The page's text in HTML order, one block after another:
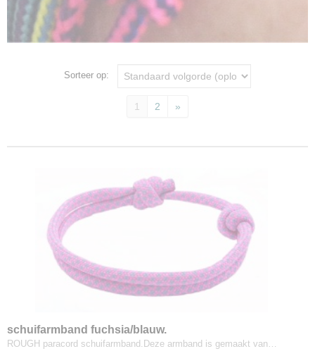
Sorteer op:
1 2 »
schuifarmband fuchsia/blauw.
ROUGH paracord schuifarmband.Deze armband is gemaakt van…